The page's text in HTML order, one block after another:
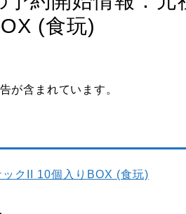
(食玩)
が含まれています。
クII 10個入りBOX (食玩)